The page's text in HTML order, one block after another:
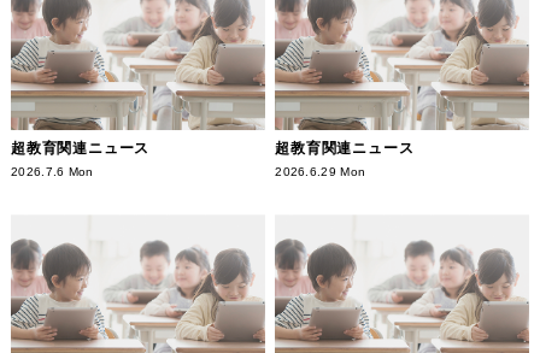
超教育関連ニュース
2026.7.6 Mon
超教育関連ニュース
2026.6.29 Mon